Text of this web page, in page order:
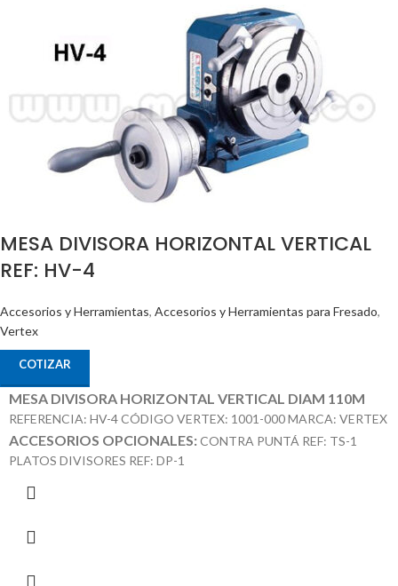
MESA DIVISORA HORIZONTAL VERTICAL
REF: HV-4
Accesorios y Herramientas, Accesorios y Herramientas para Fresado,
Vertex
COTIZAR
MESA DIVISORA HORIZONTAL VERTICAL DIAM 110M
REFERENCIA: HV-4 CÓDIGO VERTEX: 1001-000 MARCA: VERTEX
ACCESORIOS OPCIONALES:CONTRA PUNTÁ REF: TS-1
PLATOS DIVISORES REF: DP-1